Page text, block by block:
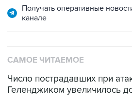
Получать оперативные
канале
САМОЕ ЧИТАЕМОЕ
Число пострадавших при
Геленджиком увеличилось